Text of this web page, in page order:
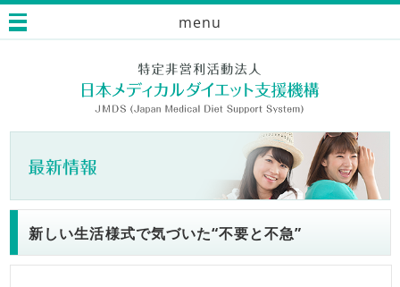
menu
新しい生活様式で気づいた“不要と不急”